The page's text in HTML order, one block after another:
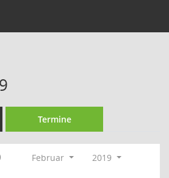
Termine
Februar
2019